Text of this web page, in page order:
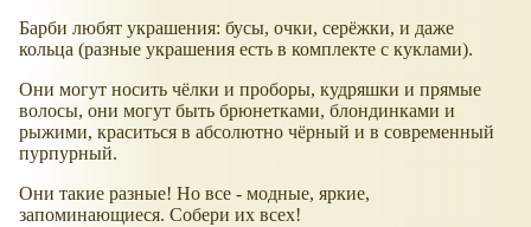
Барби любят украшения: бусы, очки, серёжки, и даже
кольца (разные украшения есть в комплекте с куклами).
Они могут носить чёлки и проборы, кудряшки и прямые
волосы, они могут быть брюнетками, блондинками и
рыжими, краситься в абсолютно чёрный и в современный
пурпурный.
Они такие разные! Но все - модные, яркие,
запоминающиеся. Собери их всех!